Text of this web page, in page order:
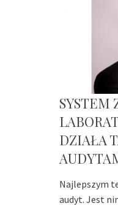
SYSTEM
DZIAŁA
Najlepszym
audyt. Jest